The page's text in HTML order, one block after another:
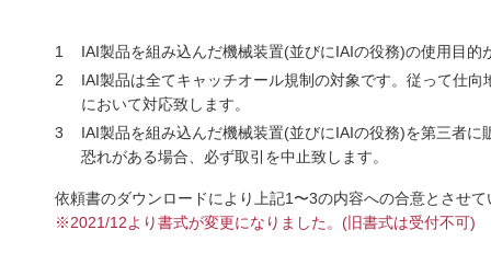
1
IAI製品を組み込んだ機械装置(並びにIAIの役務)の使用目
2
IAI製品は全てキャッチオール規制の対象です。従って仕
において対応致します。
3
IAI製品を組み込んだ機械装置(並びにIAIの役務)を第三者
恐れがある場合、必ず取引を中止致します。
依頼書のダウンロードにより上記1〜3の内容への合意とさせ
※2021/12より書式が変更になりました。(旧書式は受付不可)